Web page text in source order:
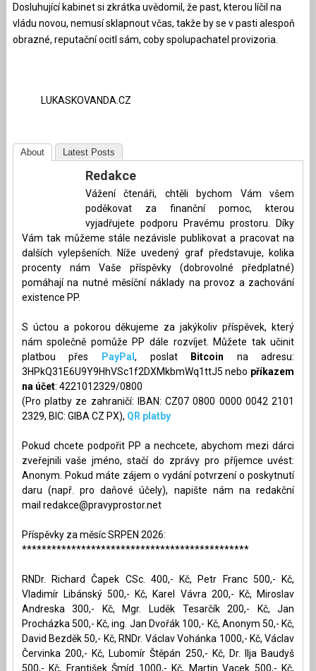
Dosluhující kabinet si zkrátka uvědomil, že past, kterou líčil na
vládu novou, nemusí sklapnout včas, takže by se v pasti alespoň
obrazné, reputační ocitl sám, coby spolupachatel provizoria.
LUKASKOVANDA.CZ
About Latest Posts
Redakce
Vážení čtenáři, chtěli bychom Vám všem
poděkovat za finanční pomoc, kterou
vyjadřujete podporu Pravému prostoru. Díky
Vám tak můžeme stále nezávisle publikovat a pracovat na
dalších vylepšeních. Níže uvedený graf představuje, kolika
procenty nám Vaše příspěvky (dobrovolné předplatné)
pomáhají na nutné měsíční náklady na provoz a zachování
existence PP.
S úctou a pokorou děkujeme za jakýkoliv příspěvek, který
nám společně pomůže PP dále rozvíjet. Můžete tak učinit
platbou přes
PayPal, poslat Bitcoin na adresu:
3HPkQ31E6U9Y9HhVSc1f2DXMkbmWq1ttJ5 nebo příkazem
na účet: 4221012329/0800
(Pro platby ze zahraničí: IBAN: CZ07 0800 0000 0042 2101
2329, BIC: GIBA CZ PX), QR platby
Pokud chcete podpořit PP a nechcete, abychom mezi dárci
zveřejnili vaše jméno, stačí do zprávy pro příjemce uvést:
Anonym. Pokud máte zájem o vydání potvrzení o poskytnutí
daru (např. pro daňové účely), napište nám na redakční
mail redakce@pravyprostor.net
Příspěvky za měsíc SRPEN 2026:
**********************************************
RNDr. Richard Čapek CSc. 400,- Kč, Petr Franc 500,- Kč,
Vladimír Libánský 500,- Kč, Karel Vávra 200,- Kč, Miroslav
Andreska 300,- Kč, Mgr. Luděk Tesarčík 200,- Kč, Jan
Procházka 500,- Kč, ing. Jan Dvořák 100,- Kč, Anonym 50,- Kč,
David Bezděk 50,- Kč, RNDr. Václav Vohánka 1000,- Kč, Václav
Červinka 200,- Kč, Lubomír Štěpán 250,- Kč, Dr. Ilja Baudyš
500,- Kč, František Šmíd 1000,- Kč, Martin Vacek 500,- Kč,